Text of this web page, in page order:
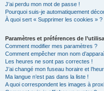
J’ai perdu mon mot de passe !
Pourquoi suis-je automatiquement
À quoi sert « Supprimer les cookies » ?
Paramètres et préférences de
Comment modifier mes paramètres ?
Comment empêcher mon nom
Les heures ne sont pas correctes !
J’ai changé mon fuseau horaire et
Ma langue n’est pas dans la liste !
A quoi correspondent les images à